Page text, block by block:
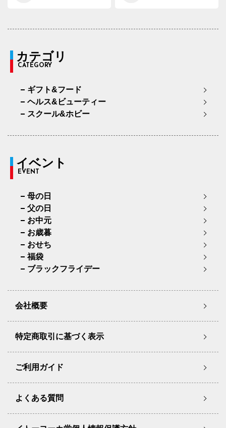
カテゴリ
CATEGORY
ギフト&フード
ヘルス&ビューティー
スクール&ホビー
イベント
EVENT
母の日
父の日
お中元
お歳暮
おせち
福袋
ブラックフライデー
会社概要
特定商取引に基づく表示
ご利用ガイド
よくある質問